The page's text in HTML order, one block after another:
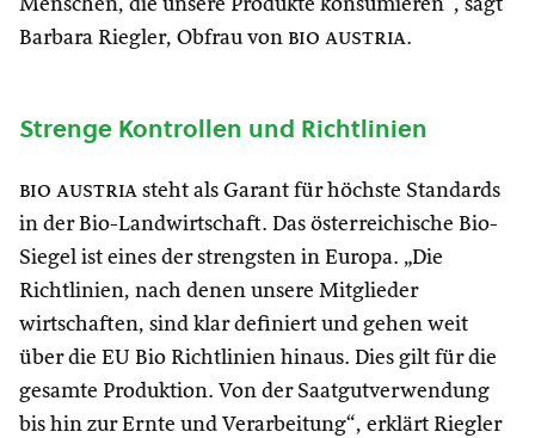
Menschen, die unsere Produkte konsumieren“, sagt
Barbara Riegler, Obfrau von bio austria.
Strenge Kontrollen und Richtlinien
bio austria steht als Garant für höchste Standards
in der Bio-Landwirtschaft. Das österreichische Bio-
Siegel ist eines der strengsten in Europa. „Die
Richtlinien, nach denen unsere Mitglieder
wirtschaften, sind klar definiert und gehen weit
über die EU Bio Richtlinien hinaus. Dies gilt für die
gesamte Produktion. Von der Saatgutverwendung
bis hin zur Ernte und Verarbeitung“, erklärt Riegler